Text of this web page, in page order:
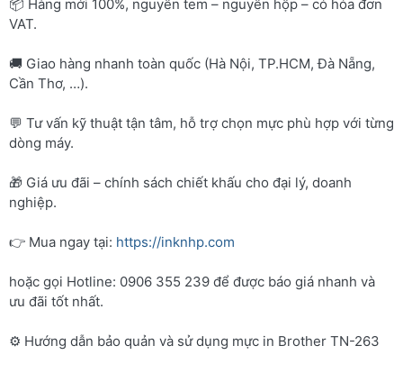
📦 Hàng mới 100%, nguyên tem – nguyên hộp – có hóa đơn
VAT.
🚚 Giao hàng nhanh toàn quốc (Hà Nội, TP.HCM, Đà Nẵng,
Cần Thơ, …).
💬 Tư vấn kỹ thuật tận tâm, hỗ trợ chọn mực phù hợp với từng
dòng máy.
🎁 Giá ưu đãi – chính sách chiết khấu cho đại lý, doanh
nghiệp.
👉 Mua ngay tại: https://inknhp.com
hoặc gọi Hotline: 0906 355 239 để được báo giá nhanh và
ưu đãi tốt nhất.
⚙️ Hướng dẫn bảo quản và sử dụng mực in Brother TN-263